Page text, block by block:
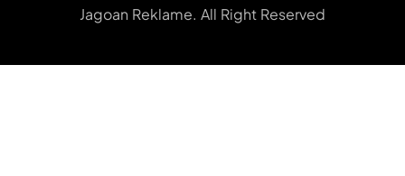
Jagoan Reklame. All Right Reserved